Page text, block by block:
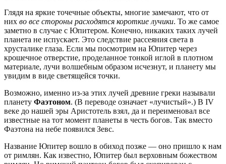
Глядя на яркие точечные объекты, многие замечают, что от
них во все стороны расходятся короткие лучики. То же самое
заметно в случае с Юпитером. Конечно, никаких таких лучей
планета не испускает. Это следствие рассеяния света в
хрусталике глаза. Если мы посмотрим на Юпитер через
крошечное отверстие, проделанное тонкой иглой в плотном
материале, лучи волшебным образом исчезнут, и планету мы
увидим в виде светящейся точки.
Возможно, именно из-за этих лучей древние греки называли
планету Фаэтоном. (В переводе означает «лучистый».) В IV
веке до нашей эры Аристотель взял, да и переименовал все
известные на тот момент планеты в честь богов. Так вместо
Фаэтона на небе появился Зевс.
Название Юпитер вошло в обиход позже — оно пришло к нам
от римлян. Как известно, Юпитер был верховным божеством